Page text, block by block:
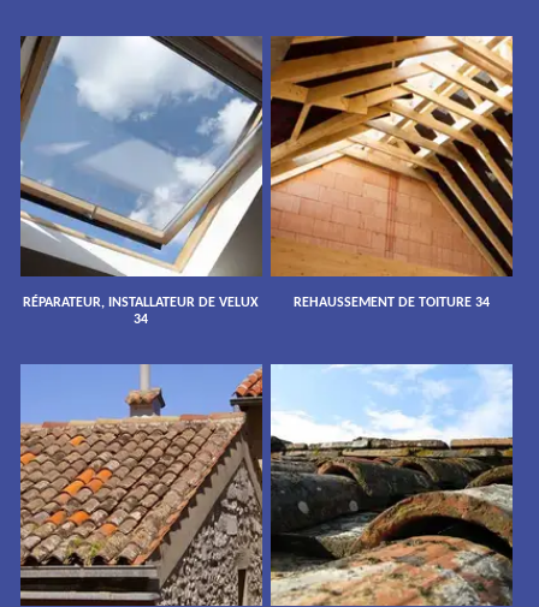
RÉPARATEUR, INSTALLATEUR DE VELUX
34
REHAUSSEMENT DE TOITURE 34